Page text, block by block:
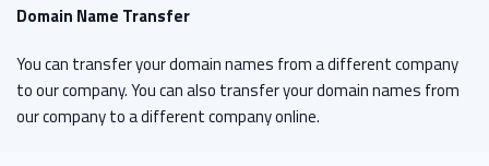
Domain Name Transfer
You can transfer your domain names from a different company
to our company. You can also transfer your domain names from
our company to a different company online.